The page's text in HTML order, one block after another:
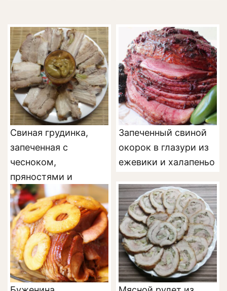
Свиная грудинка,
запеченная с
чесноком,
пряностями и
майонезом
Запеченный свиной
окорок в глазури из
ежевики и халапеньо